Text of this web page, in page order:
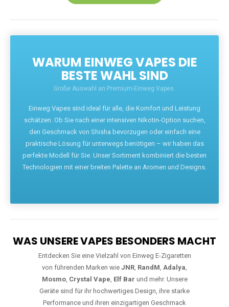
WARUM EINWEG VAPES DIE
BESTE WAHL SIND
Große Auswahl an Premium-Einweg Vapes.
Einweg Vapes sind ideal für alle, die Komfort und Leistung
schätzen. Ob Sie nach einer intensiven Nikotin-Option suchen,
den Geschmack von Shisha bevorzugen oder einfach eine
praktische Lösung für unterwegs benötigen – wir haben das
perfekte Modell für Sie. Unser Sortiment kombiniert die besten
Technologien mit einer breiten Palette an Aromen und Designs.
WAS UNSERE VAPES BESONDERS MACHT
Entdecken Sie eine Vielzahl von Einweg E-Zigaretten
von führenden Marken wie JNR, RandM, Adalya,
Mosmo, Crystal Vape, Elf Bar und mehr. Unsere
Geräte sind für ihr hochwertiges Design, ihre starke
Performance und ihren einzigartigen Geschmack